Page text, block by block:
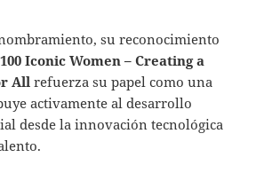
su reconocimiento
Iconic Women – Creating a
All refuerza su papel como una
activamente al desarrollo
desde la innovación tecnológica